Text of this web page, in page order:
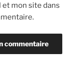
mon site dans